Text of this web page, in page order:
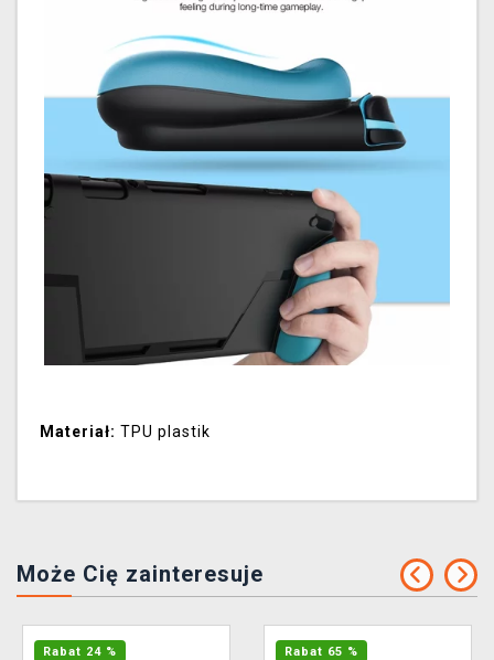
Materiał: TPU plastik
Może Cię zainteresuje
Rabat 24 % Rabat 65 %